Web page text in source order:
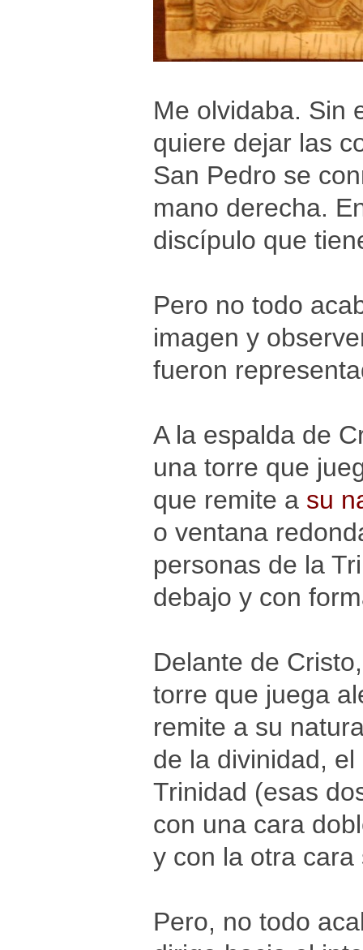
Me olvidaba. Sin
quiere dejar las
San Pedro se
mano derecha.
discípulo que
Pero no todo
imagen y
fueron
A la espalda de
una torre que
que remite a su
o ventana
personas de la
debajo y con
Delante de
torre que juega
remite a su
de la divinidad,
Trinidad (esas
con una cara
y con la otra
Pero, no todo